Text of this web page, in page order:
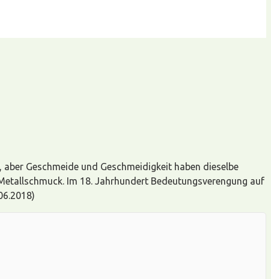
Geschmeide und Geschmeidigkeit haben dieselbe
Im 18. Jahrhundert Bedeutungsverengung auf